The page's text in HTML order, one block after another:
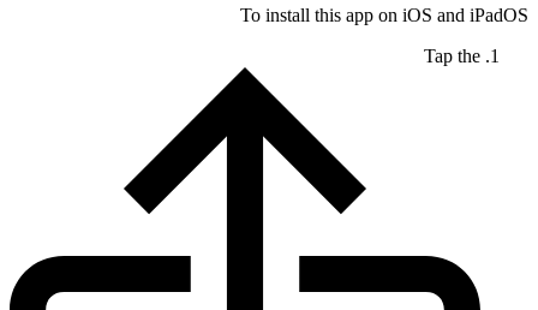
To install this app on iOS and iPadOS
Tap the